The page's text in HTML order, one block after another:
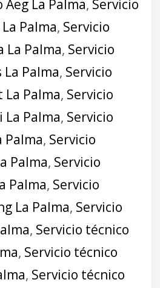
La Palma, Servicio
Palma, Servicio
Palma, Servicio
Palma, Servicio
Palma, Servicio
La Palma, Servicio
Palma, Servicio
Palma, Servicio
Palma, Servicio
La Palma, Servicio
, Servicio técnico
, Servicio técnico
, Servicio técnico